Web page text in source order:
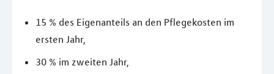
15 % des Eigenanteils an den Pflegekosten im
ersten Jahr,
30 % im zweiten Jahr,